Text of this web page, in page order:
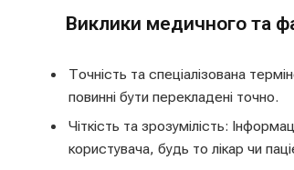
Виклики медичного та
Точність та спеціалізована
повинні бути перекладені точно.
Чіткість та зрозумілість:
користувача, будь то лікар чи